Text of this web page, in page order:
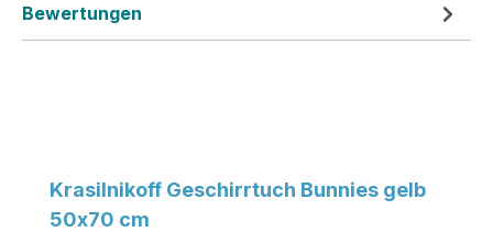
Bewertungen
Produktgalerie überspringen
Krasilnikoff Geschirrtuch Bunnies gelb
50x70 cm